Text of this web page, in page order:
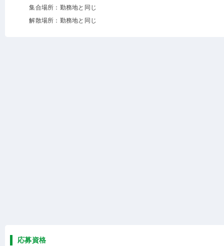
集合場所：勤務地と同じ
解散場所：勤務地と同じ
応募資格